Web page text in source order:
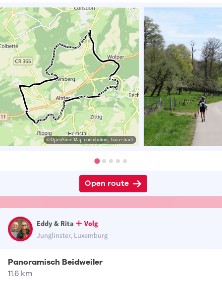
© OpenStreetMap contributors, Tracestrack
Open route
Eddy & Rita
Volg
Junglinster, Luxemburg
Panoramisch Beidweiler
11.6 km